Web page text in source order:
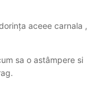
aceee carnala ,
sa o astâmpere si